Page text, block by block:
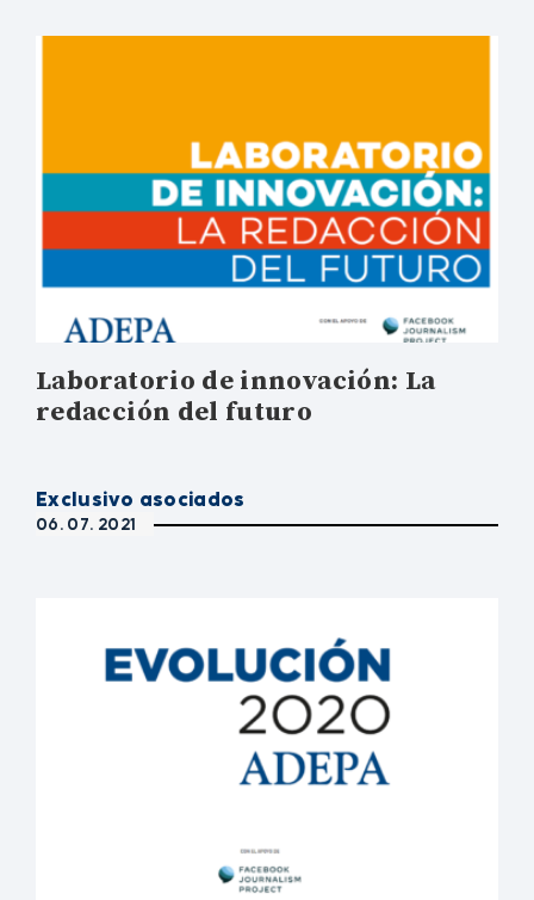
Laboratorio de innovación: La
redacción del futuro
Exclusivo asociados
06. 07. 2021